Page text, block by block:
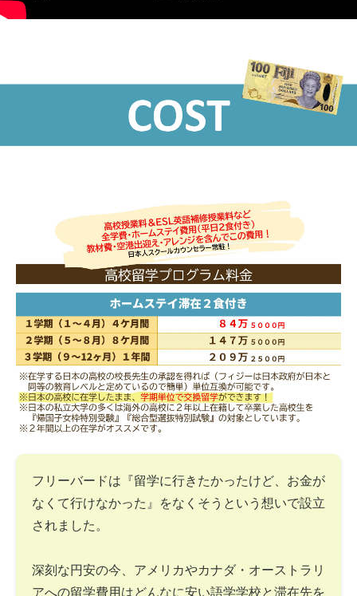
フリーバードは『留学に行きたかったけど、お金が
なくて行けなかった』をなくそうという想いで設立
されました。
深刻な円安の今、アメリカやカナダ・オーストラリ
アへの留学費用はどんなに安い語学学校と滞在先を